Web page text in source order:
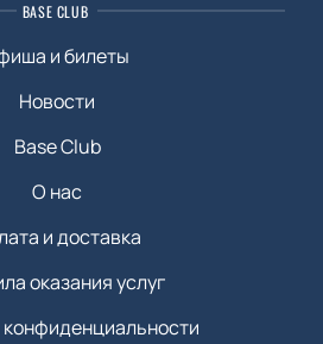
BASE CLUB
и билеты
Новости
Base Club
О нас
и доставка
оказания услуг
конфиденциальности